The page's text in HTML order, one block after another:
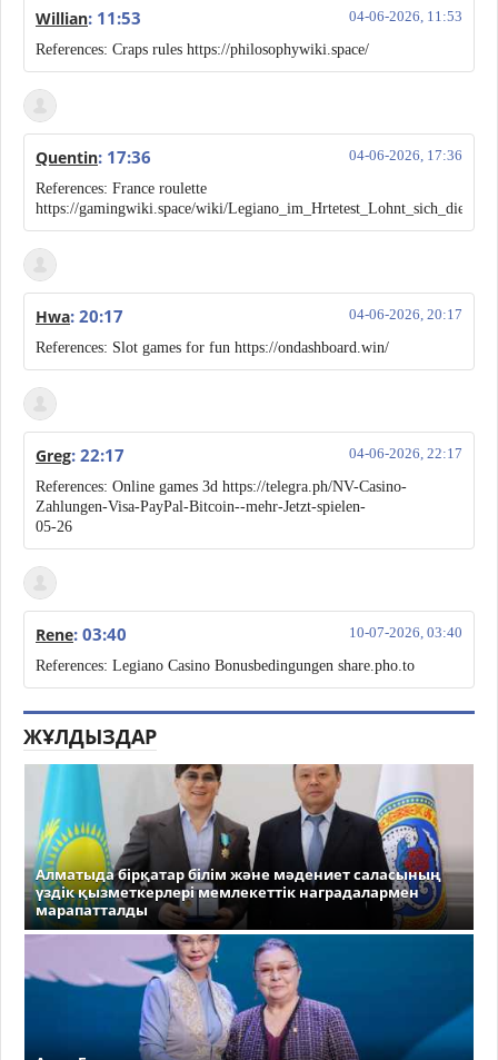
Willian 04-06-2026, 11:53
: 11:53
References: Craps rules https://philosophywiki.space/
Quentin 04-06-2026, 17:36
: 17:36
References: France roulette
https://gamingwiki.space/wiki/
Hwa 04-06-2026, 20:17
: 20:17
References: Slot games for fun https://ondashboard.win/
Greg 04-06-2026, 22:17
: 22:17
References: Online games 3d https://telegra.ph/NV-Casino-
Zahlungen-Visa-PayPal-Bitcoin--mehr-Jetzt-spielen-
05-26
Rene 10-07-2026, 03:40
: 03:40
References: Legiano Casino Bonusbedingungen share.pho.to
ЖҰЛДЫЗДАР
Алматыда бірқатар білім және мәдениет саласының
үздік қызметкерлері мемлекеттік наградалармен
марапатталды